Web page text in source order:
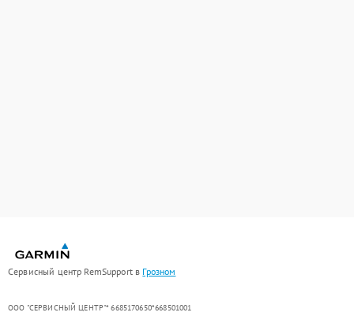
Сервисный центр RemSupport в Грозном
ООО "СЕРВИСНЫЙ ЦЕНТР"* 6685170650*668501001